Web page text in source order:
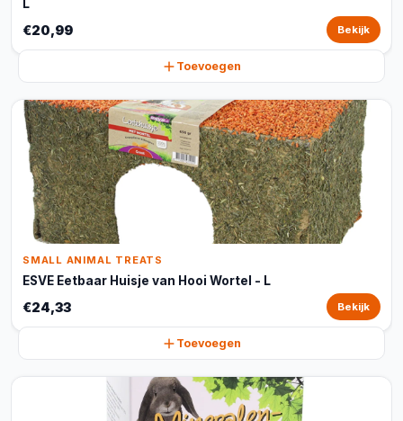
L
€20,99 Bekijk
Toevoegen
SMALL ANIMAL TREATS
ESVE Eetbaar Huisje van Hooi Wortel - L
€24,33 Bekijk
Toevoegen